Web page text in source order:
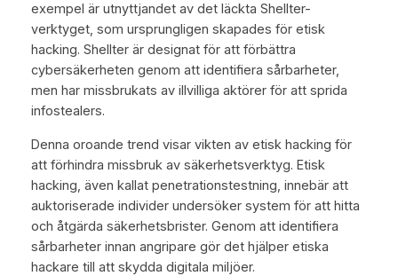
exempel är utnyttjandet av det läckta Shellter-
verktyget, som ursprungligen skapades för etisk
hacking. Shellter är designat för att förbättra
cybersäkerheten genom att identifiera sårbarheter,
men har missbrukats av illvilliga aktörer för att sprida
infostealers.
Denna oroande trend visar vikten av etisk hacking för
att förhindra missbruk av säkerhetsverktyg. Etisk
hacking, även kallat penetrationstestning, innebär att
auktoriserade individer undersöker system för att hitta
och åtgärda säkerhetsbrister. Genom att identifiera
sårbarheter innan angripare gör det hjälper etiska
hackare till att skydda digitala miljöer.